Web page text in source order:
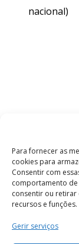
Para fornecer as
cookies para
Consentir com
comportamento de
consentir ou
recursos e funções.
Gerir serviços
nacional)
Termos e